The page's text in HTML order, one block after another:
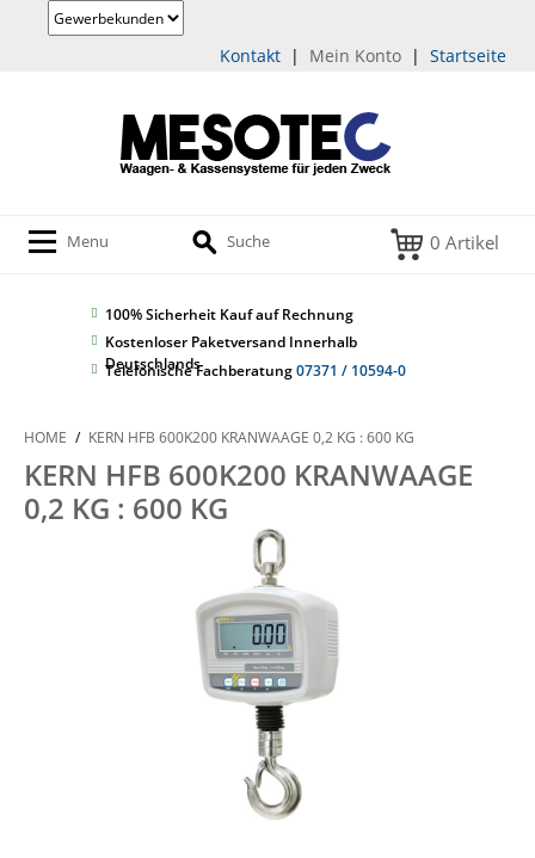
Startseite
|
Mein Konto
|
Kontakt
Menu Suche 0 Artikel
100% Sicherheit Kauf auf Rechnung
Kostenloser Paketversand Innerhalb
Deutschlands
Telefonische Fachberatung07371 / 10594-0
HOME / KERN HFB 600K200 KRANWAAGE 0,2 KG : 600 KG
KERN HFB 600K200 KRANWAAGE
0,2 KG : 600 KG